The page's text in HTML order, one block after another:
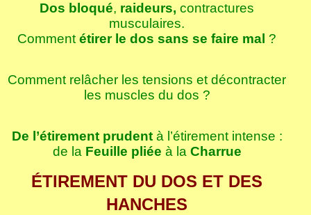
Dos bloqué, raideurs, contractures
musculaires.
Commentétirer le dos sans se faire mal ?
Comment relâcher les tensions et décontracter
les muscles du dos ?
De l’étirement prudentà l’étirement intense :
de la Feuille pliée à la Charrue
ÉTIREMENT DU DOS ET DES
HANCHES